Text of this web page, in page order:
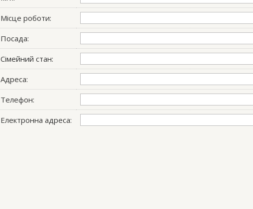
Місце роботи:
Посада:
Сімейний стан:
Адреса:
Телефон:
Електронна адреса: